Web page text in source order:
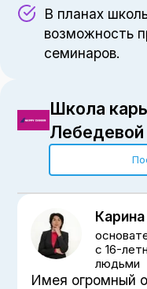
В планах
возможность
семинаров.
Школа
Лебедевой
с 16-
людьми
Имея огромный